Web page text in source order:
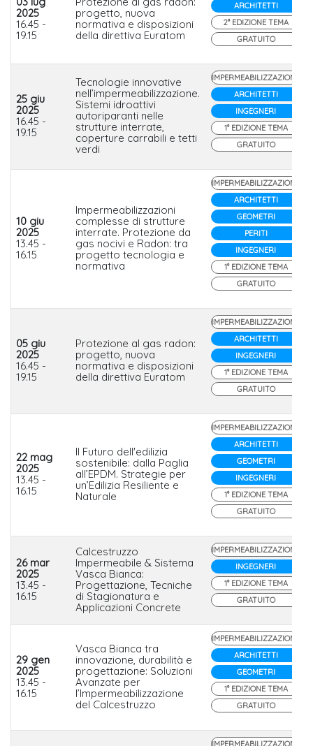
2025
16.45 -
19.15
progetto, nuova
normativa e disposizioni
della direttiva Euratom
ARCHITETTI
2° EDIZIONE TEMA
GRATUITO
25 giu
2025
16.45 -
19.15
Tecnologie innovative
nell’impermeabilizzazione.
Sistemi idroattivi
autoriparanti nelle
strutture interrate,
coperture carrabili e tetti
verdi
IMPERMEABILIZZAZIONE
ARCHITETTI
INGEGNERI
1° EDIZIONE TEMA
GRATUITO
10 giu
2025
13.45 -
16.15
Impermeabilizzazioni
complesse di strutture
interrate. Protezione da
gas nocivi e Radon: tra
progetto tecnologia e
normativa
IMPERMEABILIZZAZIONE
ARCHITETTI
GEOMETRI
PERITI
INGEGNERI
1° EDIZIONE TEMA
GRATUITO
05 giu
2025
16.45 -
19.15
Protezione al gas radon:
progetto, nuova
normativa e disposizioni
della direttiva Euratom
IMPERMEABILIZZAZIONE
ARCHITETTI
INGEGNERI
1° EDIZIONE TEMA
GRATUITO
22 mag
2025
13.45 -
16.15
Il Futuro dell'edilizia
sostenibile: dalla Paglia
all’EPDM. Strategie per
un’Edilizia Resiliente e
Naturale
IMPERMEABILIZZAZIONE
ARCHITETTI
GEOMETRI
INGEGNERI
1° EDIZIONE TEMA
GRATUITO
26 mar
2025
13.45 -
16.15
Calcestruzzo
Impermeabile & Sistema
Vasca Bianca:
Progettazione, Tecniche
di Stagionatura e
Applicazioni Concrete
IMPERMEABILIZZAZIONE
INGEGNERI
1° EDIZIONE TEMA
GRATUITO
29 gen
2025
13.45 -
16.15
Vasca Bianca tra
innovazione, durabilità e
progettazione: Soluzioni
Avanzate per
l’Impermeabilizzazione
del Calcestruzzo
IMPERMEABILIZZAZIONE
ARCHITETTI
GEOMETRI
1° EDIZIONE TEMA
GRATUITO
IMPERMEABILIZZAZIONE